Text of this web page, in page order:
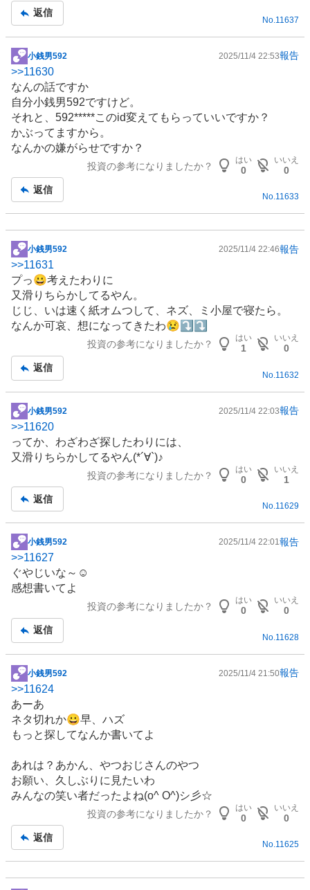
返信
No. 11637
掲
示
板
記
事
小銭男592 2025/11/4 22:53報告
>>11630
なんの話ですか
自分小銭男592ですけど。
それと、592*****このid変えてもらっていいですか？
かぶってますから。
なんかの嫌がらせですか？
投資の参考になりましたか？
はい
0
いいえ
0
返信
No.11633
掲
示
板
記
事
小銭男592 2025/11/4 22:46報告
>>11631
プっ😀考えたわりに
又滑りちらかしてるやん。
じじ、いは速く紙オムつして、ネズ、ミ小屋で寝たら。
なんか可哀、想になってきたわ😢⤵️⤵️
投資の参考になりましたか？
はい
1
いいえ
0
返信
No. 11632
掲
示
板
記
小銭男592 2025/11/4 22:03報告
>>11620
ってか、わざわざ探したわりには、
又滑りちらかしてるやん(*´∀`)♪
投資の参考になりましたか？
はい
0
いいえ
1
返信
No.11629
掲
示
板
記
小銭男592 2025/11/4 22:01報告
>>11627
ぐやじいな～☺️
感想書いてよ
投資の参考になりましたか？
はい
0
いいえ
0
返信
No. 11628
掲
示
板
記
事
小銭男592 2025/11/4 21:50報告
>>11624
あーあ
ネタ切れか😀早、ハズ
もっと探してなんか書いてよ
あれは？あかん、やつおじさんのやつ
お願い、久しぶりに見たいわ
みんなの笑い者だったよね(o^ O^)シ彡☆
投資の参考になりましたか？
はい
0
いいえ
0
返信
No.11625